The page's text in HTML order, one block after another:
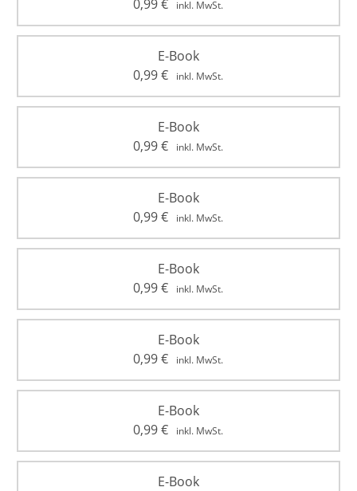
0,99€ inkl. MwSt.
E-Book
0,99€ inkl. MwSt.
E-Book
0,99€ inkl. MwSt.
E-Book
0,99€ inkl. MwSt.
E-Book
0,99€ inkl. MwSt.
E-Book
0,99€ inkl. MwSt.
E-Book
0,99€ inkl. MwSt.
E-Book